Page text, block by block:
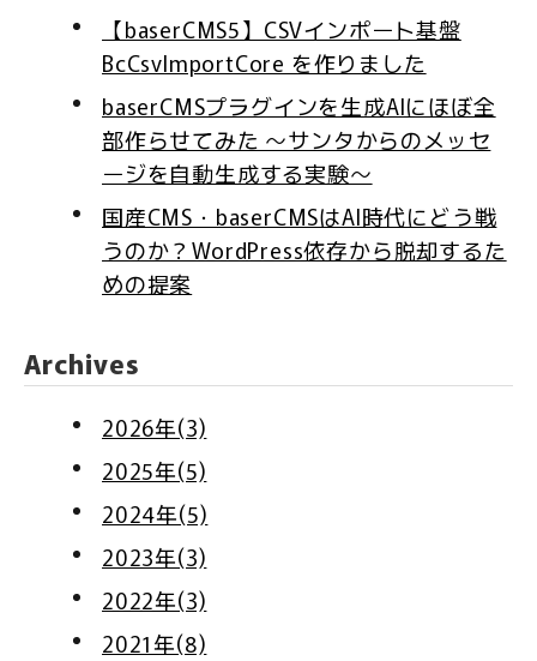
【baserCMS5】CSVインポート基盤
BcCsvImportCore を作りました
baserCMSプラグインを生成AIにほぼ全
部作らせてみた 〜サンタからのメッセ
ージを自動生成する実験〜
国産CMS・baserCMSはAI時代にどう戦
うのか？WordPress依存から脱却するた
めの提案
Archives
2026年(3)
2025年(5)
2024年(5)
2023年(3)
2022年(3)
2021年(8)